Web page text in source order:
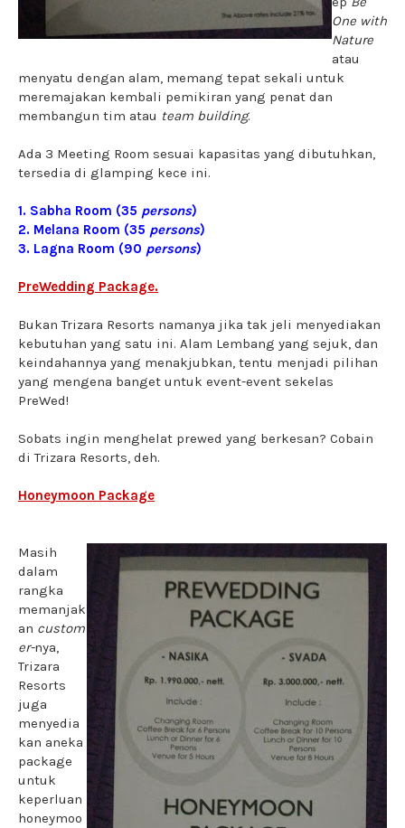
One with
Nature
atau
menyatu dengan alam, memang tepat sekali untuk
meremajakan kembali pemikiran yang penat dan
membangun tim atau team building.
Ada 3 Meeting Room sesuai kapasitas yang dibutuhkan,
tersedia di glamping kece ini.
1. Sabha Room (35 persons)
2. Melana Room (35 persons)
3. Lagna Room (90 persons)
PreWedding Package.
Bukan Trizara Resorts namanya jika tak jeli menyediakan
kebutuhan yang satu ini. Alam Lembang yang sejuk, dan
keindahannya yang menakjubkan, tentu menjadi pilihan
yang mengena banget untuk event-event sekelas
PreWed!
Sobats ingin menghelat prewed yang berkesan? Cobain
di Trizara Resorts, deh.
Honeymoon Package
Masih
dalam
rangka
memanjak
an custom
er-nya,
Trizara
Resorts
juga
menyedia
kan aneka
package
untuk
keperluan
honeymoo